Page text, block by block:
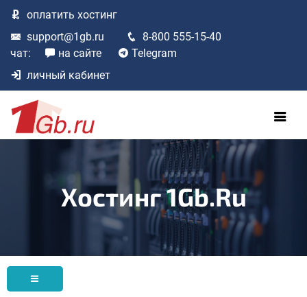
оплатить хостинг
support@1gb.ru
8-800 555-15-40
чат:
на сайте
Telegram
личный кабинет
Хостинг 1Gb.ru